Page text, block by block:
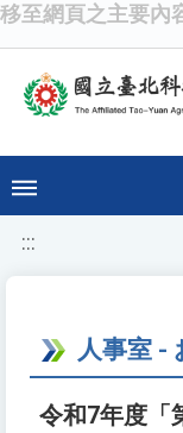
移至網頁之主要內
:::
人事室 -
令和7年度「